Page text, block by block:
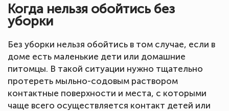
Когда нельзя обойтись без
уборки
Без уборки нельзя обойтись в том случае, если в
доме есть маленькие дети или домашние
питомцы. В такой ситуации нужно тщательно
протереть мыльно-содовым раствором
контактные поверхности и места, с которыми
чаще всего осуществляется контакт детей или